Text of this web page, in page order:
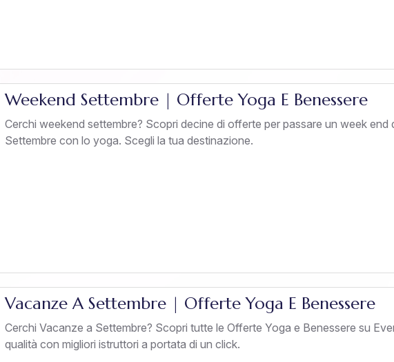
Weekend Settembre | Offerte Yoga E Benessere
Cerchi weekend settembre? Scopri decine di offerte per passare un week end
Settembre con lo yoga. Scegli la tua destinazione.
Vacanze A Settembre | Offerte Yoga E Benessere
Cerchi Vacanze a Settembre? Scopri tutte le Offerte Yoga e Benessere su
qualità con migliori istruttori a portata di un click.